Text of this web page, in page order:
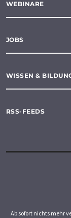
WEBINARE
JOBS
WISSEN &
RSS-FEEDS
Ab sofort nichts mehr